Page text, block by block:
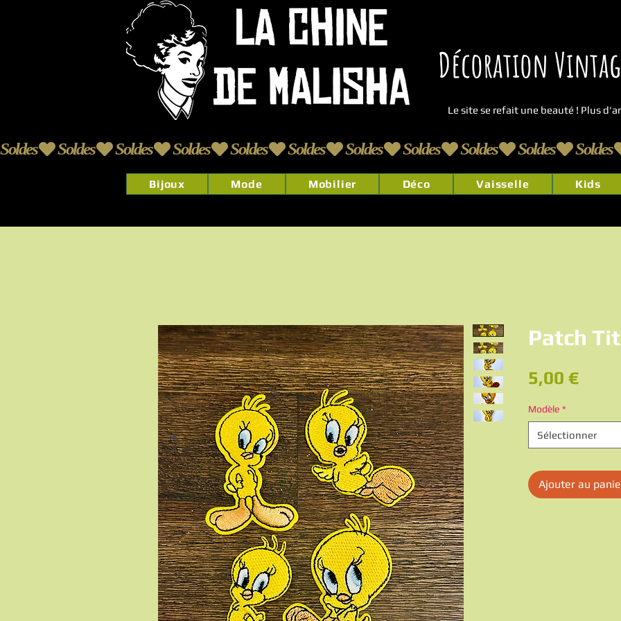
Décoration
Le site se refait une beauté ! Plus
Soldes
Bijoux Mode Mobilier Déco Vaisselle Kids
Patch
5,00 €Prix
Modèle *
Sélectionner
Ajouter au